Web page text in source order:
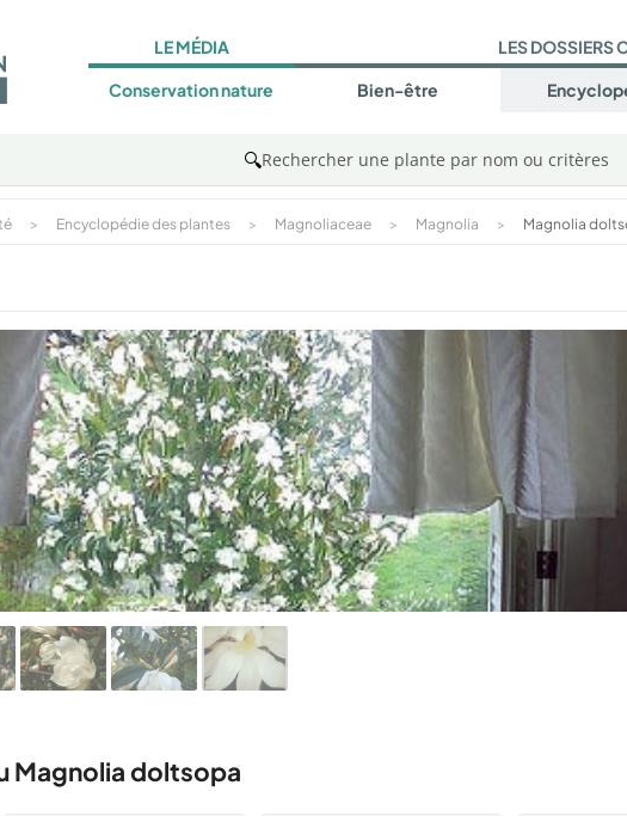
LE MÉDIA
Conservation nature
LES DOSSIERS
Bien-être
🔍Rechercher une plante par nom ou critères
> Encyclopédie des plantes > Magnoliaceae > Magnolia > Magnolia
Magnolia doltsopa